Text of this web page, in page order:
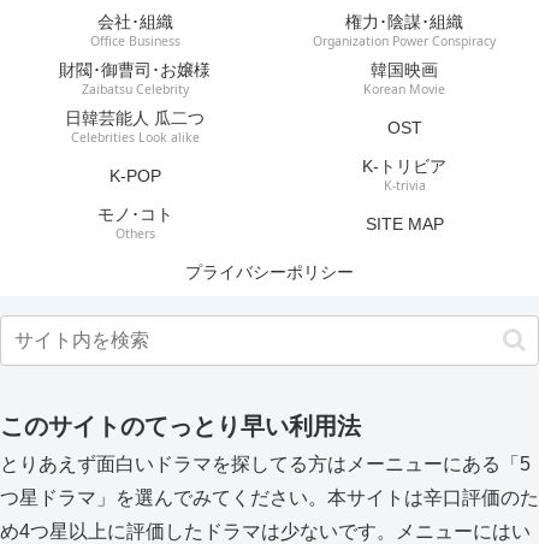
会社･組織
Office Business
権力･陰謀･組織
Organization Power Conspiracy
財閥･御曹司･お嬢様
Zaibatsu Celebrity
韓国映画
Korean Movie
日韓芸能人 瓜二つ
Celebrities Look alike OST
K-POP K-トリビア
K-trivia
モノ･コト
Others SITE MAP
プライバシーポリシー
このサイトのてっとり早い利用法
とりあえず面白いドラマを探してる方はメーニューにある「5
つ星ドラマ」を選んでみてください。本サイトは辛口評価のた
め4つ星以上に評価したドラマは少ないです。メニューにはい